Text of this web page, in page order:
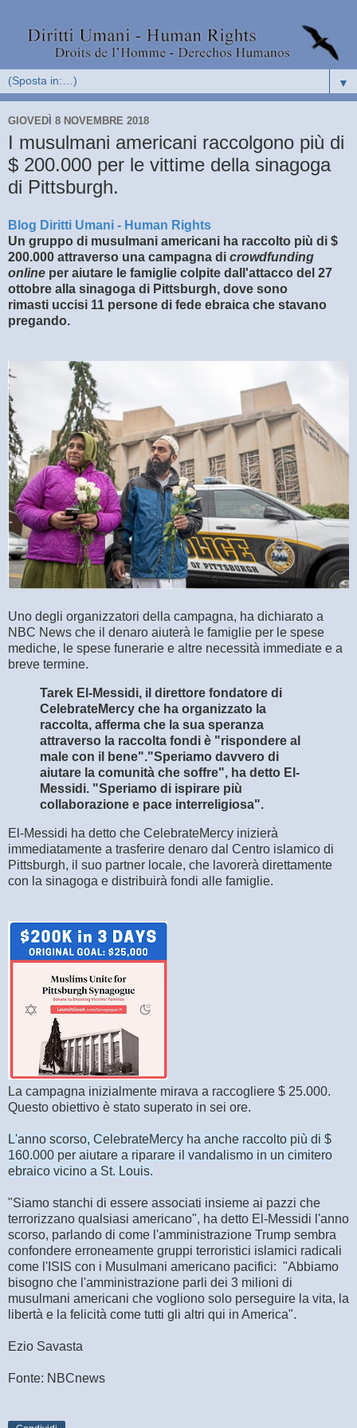
▼
GIOVEDÌ 8 NOVEMBRE 2018
I musulmani americani raccolgono più di
$ 200.000 per le vittime della sinagoga
di Pittsburgh.
Blog Diritti Umani - Human Rights
Un gruppo di musulmani americani ha raccolto più di $
200.000 attraverso una campagna di crowdfunding
online per aiutare le famiglie colpite dall'attacco del 27
ottobre alla sinagoga di Pittsburgh, dove sono
rimasti uccisi 11 persone di fede ebraica che stavano
pregando.
Uno degli organizzatori della campagna, ha dichiarato a
NBC News che il denaro aiuterà le famiglie per le spese
mediche, le spese funerarie e altre necessità immediate e a
breve termine.
Tarek El-Messidi, il direttore fondatore di
CelebrateMercy che ha organizzato la
raccolta, afferma che la sua speranza
attraverso la raccolta fondi è "rispondere al
male con il bene"."Speriamo davvero di
aiutare la comunità che soffre", ha detto El-
Messidi. "Speriamo di ispirare più
collaborazione e pace interreligiosa".
El-Messidi ha detto che CelebrateMercy inizierà
immediatamente a trasferire denaro dal Centro islamico di
Pittsburgh, il suo partner locale, che lavorerà direttamente
con la sinagoga e distribuirà fondi alle famiglie.
La campagna inizialmente mirava a raccogliere $ 25.000.
Questo obiettivo è stato superato in sei ore.
L'anno scorso, CelebrateMercy ha anche raccolto più di $
160.000 per aiutare a riparare il vandalismo in un cimitero
ebraico vicino a St. Louis.
"Siamo stanchi di essere associati insieme ai pazzi che
terrorizzano qualsiasi americano", ha detto El-Messidi l'anno
scorso, parlando di come l'amministrazione Trump sembra
confondere erroneamente gruppi terroristici islamici radicali
come l'ISIS con i Musulmani americano pacifici: "Abbiamo
bisogno che l'amministrazione parli dei 3 milioni di
musulmani americani che vogliono solo perseguire la vita, la
libertà e la felicità come tutti gli altri qui in America".
Ezio Savasta
Fonte: NBCnews